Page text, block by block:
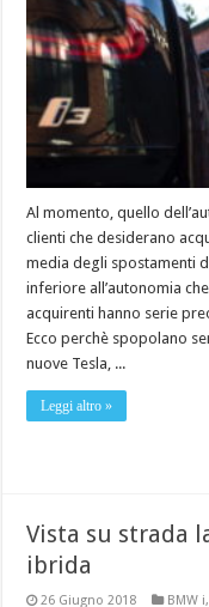
Al momento, quello
clienti che desiderano
media degli spostamenti
inferiore all’autonomia
acquirenti hanno serie
Ecco perchè spopolano
nuove Tesla, ...
Leggi altro »
Vista su strada
ibrida
26 Giugno 2018 BMW i,